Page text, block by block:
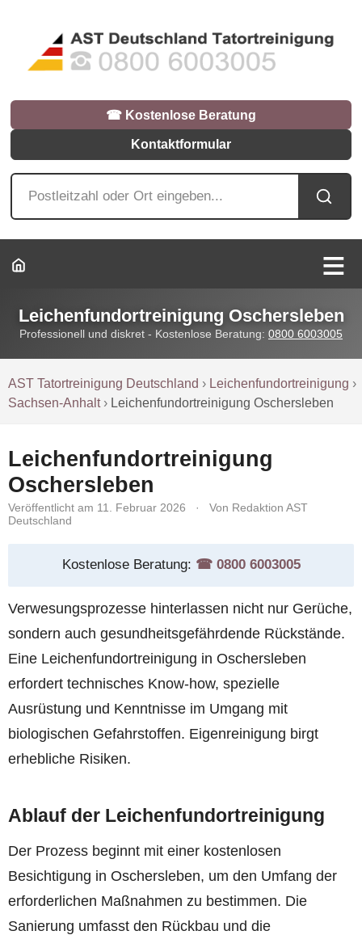
☎︎ Kostenlose Beratung
Kontaktformular
Leichenfundortreinigung Oschersleben
Professionell und diskret - Kostenlose Beratung: 0800 6003005
AST Tatortreinigung Deutschland › Leichenfundortreinigung ›
Sachsen-Anhalt› Leichenfundortreinigung Oschersleben
Leichenfundortreinigung
Oschersleben
Veröffentlicht am 11. Februar 2026 ·
Von Redaktion AST
Deutschland
Kostenlose Beratung: ☎︎ 0800 6003005
Verwesungsprozesse hinterlassen nicht nur Gerüche,
sondern auch gesundheitsgefährdende Rückstände.
Eine Leichenfundortreinigung in Oschersleben
erfordert technisches Know-how, spezielle
Ausrüstung und Kenntnisse im Umgang mit
biologischen Gefahrstoffen. Eigenreinigung birgt
erhebliche Risiken.
Ablauf der Leichenfundortreinigung
Der Prozess beginnt mit einer kostenlosen
Besichtigung in Oschersleben, um den Umfang der
erforderlichen Maßnahmen zu bestimmen. Die
Sanierung umfasst den Rückbau und die